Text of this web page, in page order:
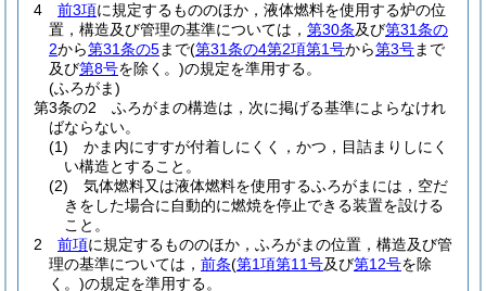
4
前3項に規定するもののほか，液体燃料を使用する炉の位
置，構造及び管理の基準については， 第30条及び第31条の
2から第31条の5まで(第31条の4第2項第1号から第3号まで
及び第8号を除く。)の規定を準用する。
(ふろがま)
第3条の2
ふろがまの構造は，次に掲げる基準によらなけれ
ばならない。
(1)
かま内にすすが付着しにくく，かつ，目詰まりしにく
い構造とすること。
(2)
気体燃料又は液体燃料を使用するふろがまには，空だ
きをした場合に自動的に燃焼を停止できる装置を設ける
こと。
2
前項に規定するもののほか，ふろがまの位置，構造及び管
理の基準については， 前条(第1項第11号及び第12号を除
く。)の規定を準用する。